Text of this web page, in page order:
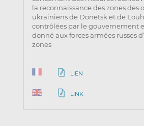
la reconnaissance des zones des
ukrainiens de Donetsk et de
contrôlées par le gouvernement
donné aux forces armées russes
zones
LIEN
LINK